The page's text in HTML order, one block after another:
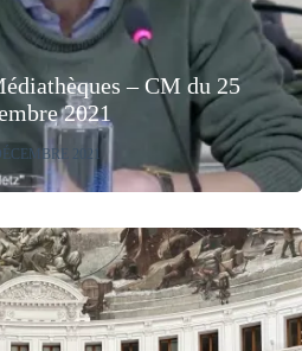
– CM du 25
2021
2021